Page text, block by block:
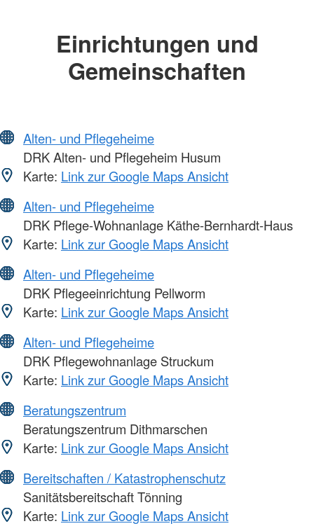
Einrichtungen und
Gemeinschaften
Alten- und Pflegeheime
DRK Alten- und Pflegeheim Husum
Karte: Link zur Google Maps Ansicht
Alten- und Pflegeheime
DRK Pflege-Wohnanlage Käthe-Bernhardt-Haus
Karte: Link zur Google Maps Ansicht
Alten- und Pflegeheime
DRK Pflegeeinrichtung Pellworm
Karte: Link zur Google Maps Ansicht
Alten- und Pflegeheime
DRK Pflegewohnanlage Struckum
Karte: Link zur Google Maps Ansicht
Beratungszentrum
Beratungszentrum Dithmarschen
Karte: Link zur Google Maps Ansicht
Bereitschaften / Katastrophenschutz
Sanitätsbereitschaft Tönning
Karte: Link zur Google Maps Ansicht